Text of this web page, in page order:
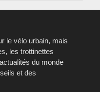
le vélo urbain, mais
les trottinettes
du monde
et des